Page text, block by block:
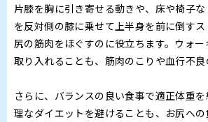
片膝を胸に引き寄せる動きや、床や椅子
を反対側の膝に乗せて上半身を前に倒す
尻の筋肉をほぐすのに役立ちます。ウォ
取り入れることも、筋肉のこりや血行不良
さらに、バランスの良い食事で適正体重
理なダイエットを避けることも、お尻へ